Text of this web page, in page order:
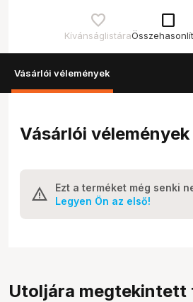
Kívánságlistára
check_box_outline_blank
Vásárlói vélemények
Vásárlói vélemények
Ezt a terméket még senki
Legyen Ön az első!
Utoljára megtekintett